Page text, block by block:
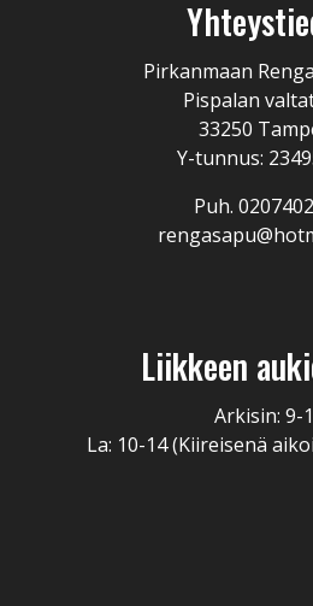
Pirkanmaan
Pispalan
33250
Y-tunnus:
Puh.
Liikkeen
Arkisin: 9-
La: 10-14 (Kiireisenä